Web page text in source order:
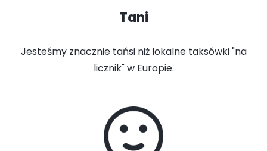
Tani
Jesteśmy znacznie tańsi niż lokalne taksówki "na
licznik" w Europie.